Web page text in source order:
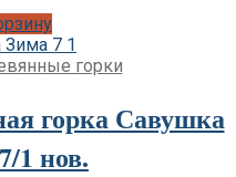
горки
горка Савушка
1 нов.